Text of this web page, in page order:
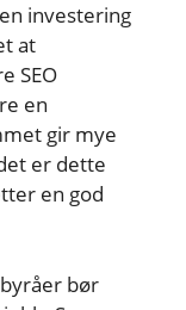
investering
at
SEO
en
gir mye
er dette
en god
bør